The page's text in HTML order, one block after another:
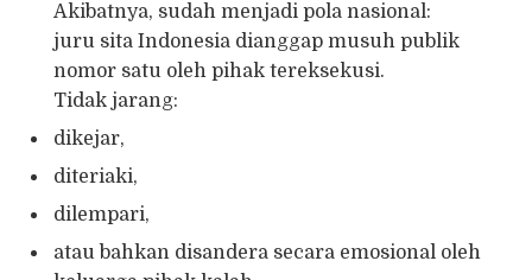
Akibatnya, sudah menjadi pola nasional:
juru sita Indonesia dianggap musuh publik
nomor satu oleh pihak tereksekusi.
Tidak jarang:
dikejar,
diteriaki,
dilempari,
atau bahkan disandera secara emosional oleh